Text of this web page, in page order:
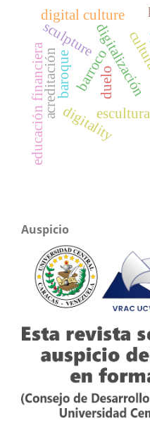
escultura
digitalización
barroco
sculpture
digitality
digital culture
baroque
educación financieraacreditación duelo
Auspicio